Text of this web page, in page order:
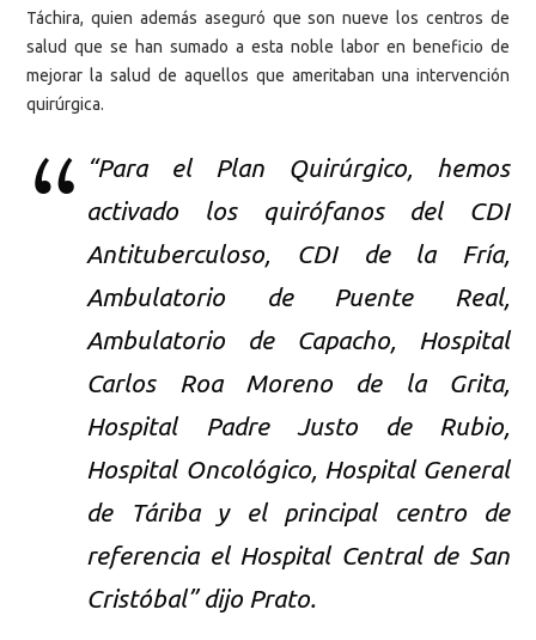
Táchira, quien además aseguró que son nueve los centros de
salud que se han sumado a esta noble labor en beneficio de
mejorar la salud de aquellos que ameritaban una intervención
quirúrgica.
“Para el Plan Quirúrgico, hemos
activado los quirófanos del CDI
Antituberculoso, CDI de la Fría,
Ambulatorio de Puente Real,
Ambulatorio de Capacho, Hospital
Carlos Roa Moreno de la Grita,
Hospital Padre Justo de Rubio,
Hospital Oncológico, Hospital General
de Táriba y el principal centro de
referencia el Hospital Central de San
Cristóbal” dijo Prato.